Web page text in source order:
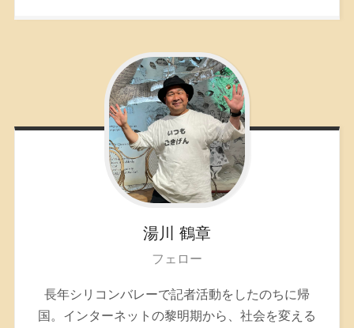
湯川 鶴章
フェロー
長年シリコンバレーで記者活動をしたのちに帰
国。インターネットの黎明期から、社会を変える